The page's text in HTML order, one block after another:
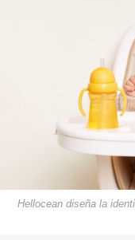
Hellocean diseña la